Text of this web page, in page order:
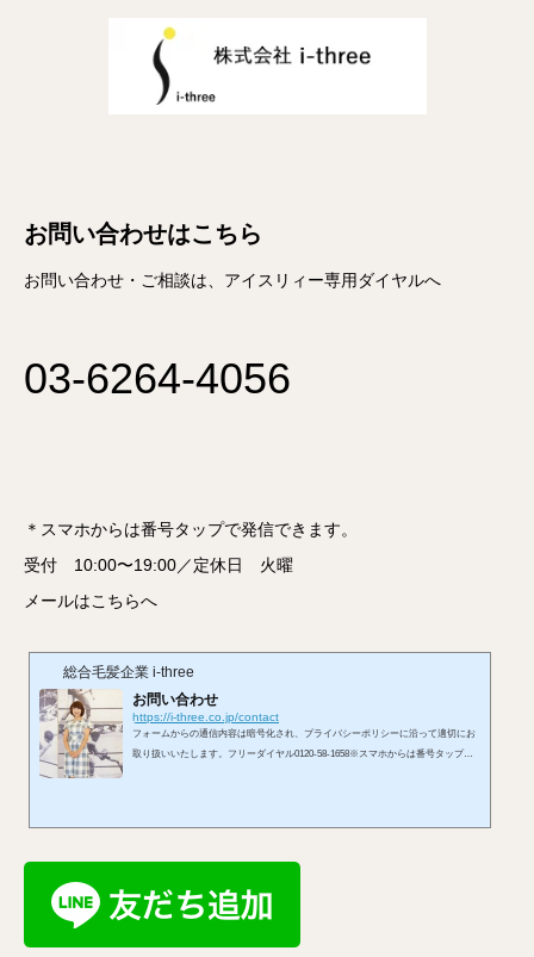
お問い合わせはこちら
お問い合わせ・ご相談は、アイスリィー専用ダイヤルへ
03-6264-4056
＊スマホからは番号タップで発信できます。
受付 10:00〜19:00／定休日 火曜
メールはこちらへ
総合毛髪企業 i-three
お問い合わせ
https://i-three.co.jp/contact
フォームからの通信内容は暗号化され、プライバシーポリシーに沿って適切にお
取り扱いいたします。フリーダイヤル0120-58-1658※スマホからは番号タップで